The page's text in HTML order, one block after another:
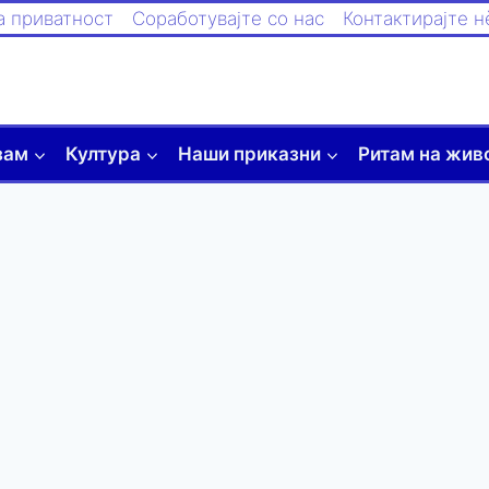
приватност Соработувајте со нас Контактирајте
Култура Наши приказни Ритам на